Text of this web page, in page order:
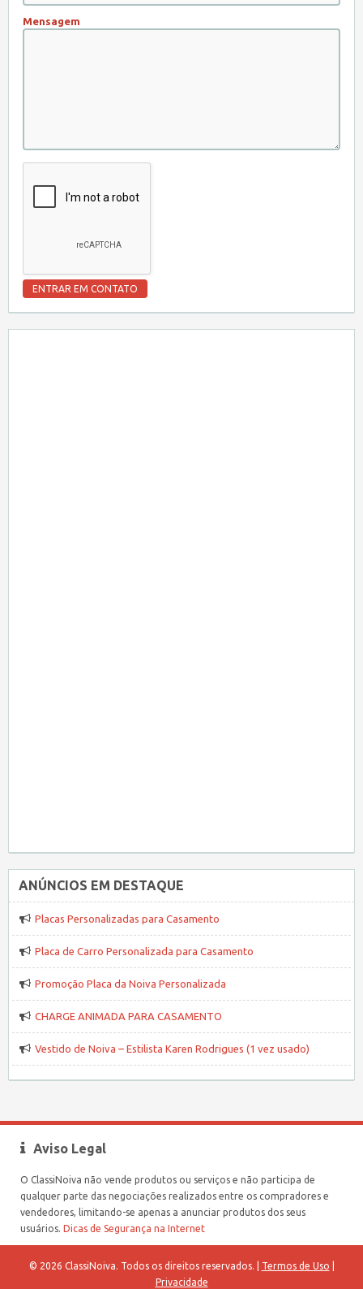
Mensagem
ANÚNCIOS EM DESTAQUE
Placas Personalizadas para Casamento
Placa de Carro Personalizada para Casamento
Promoção Placa da Noiva Personalizada
CHARGE ANIMADA PARA CASAMENTO
Vestido de Noiva – Estilista Karen Rodrigues (1 vez usado)
Aviso Legal
O ClassiNoiva não vende produtos ou serviços e não participa de
qualquer parte das negociações realizados entre os compradores e
vendedores, limitando-se apenas a anunciar produtos dos seus
usuários. Dicas de Segurança na Internet
© 2026 ClassiNoiva. Todos os direitos reservados. | Termos de Uso
Privacidade